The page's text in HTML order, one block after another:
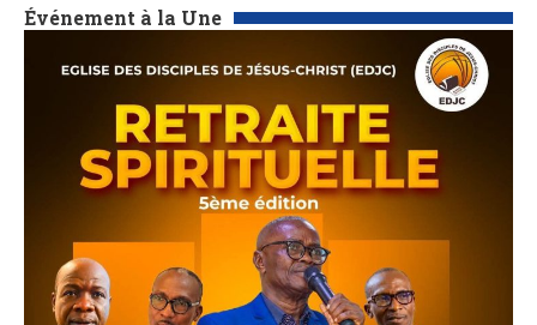
Événement à la Une